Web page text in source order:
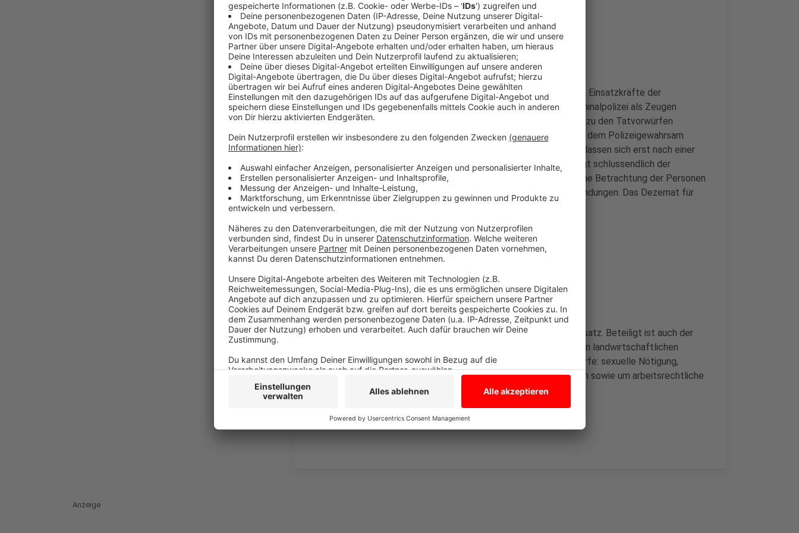
Das Update am Nachmittag:
Anzeige
Gegen Mittag waren die Identitäten von rund 160 Personen durch Einsatzkräfte der
Bereitschaftspolizei festgestellt und die Personen durch die Kriminalpolizei als Zeugen
vernommen. Zwei Beschäftigte wurden vorläufig festgenommen, zu den Tatvorwürfen
vernommen und nach Abschluss der polizeilichen Maßnahmen aus dem Polizeigewahrsam
entlassen. Aussagen zu den polizeilichen Ermittlungsergebnissen lassen sich erst nach einer
entsprechenden Bewertung treffen, sagt die Polizei. Diese obliegt schlussendlich der
zuständigen Staatsanwaltschaft Münster. Eine ausländerrechtliche Betrachtung der Personen
durch das Ausländeramt des Kreises Borken ergab keine Beanstandungen. Das Dezernat für
Arbeitsschutz stellte keine gravierenden Mängel fest.
Anzeige
Stand am Morgen:
Anzeige
In Borken-Marbeck läuft seit dem Morgen ein größerer Polizeieinsatz. Beteiligt ist auch der
Zoll. Insgesamt sind bis zu 150 Beamte im Einsatz. Sie haben einen landwirtschaftlichen
Betrieb umstellt und durchsuchen ihn. Es geht um mehrere Vorwürfe: sexuelle Nötigung,
Körperverletzung und Sachbeschädigung unter den Beschäftigten sowie um arbeitsrechtliche
und Steuervergehen. Das sagte uns ein Sprecher der Polizei.
Anzeige
Anzeige